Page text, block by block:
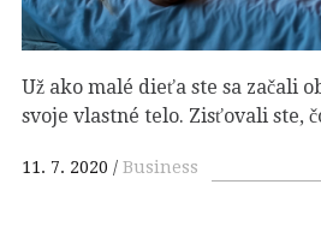
Už ako malé dieťa ste sa začali
svoje vlastné telo. Zisťovali ste,
11. 7. 2020 Business